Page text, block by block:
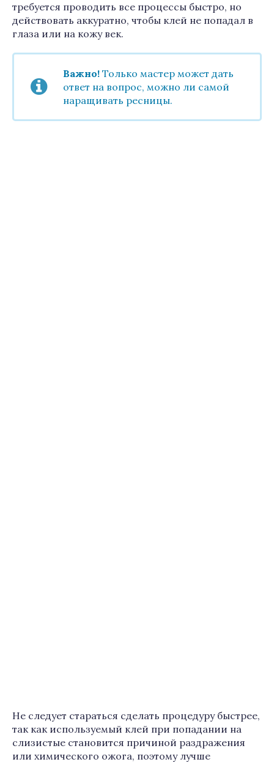
требуется проводить все процессы быстро, но
действовать аккуратно, чтобы клей не попадал в
глаза или на кожу век.
Важно! Только мастер может дать
ответ на вопрос, можно ли самой
наращивать ресницы.
Не следует стараться сделать процедуру быстрее,
так как используемый клей при попадании на
слизистые становится причиной раздражения
или химического ожога, поэтому лучше